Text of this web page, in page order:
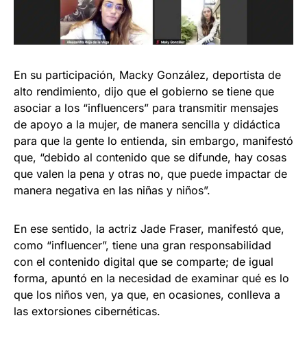
En su participación, Macky González, deportista de
alto rendimiento, dijo que el gobierno se tiene que
asociar a los “influencers” para transmitir mensajes
de apoyo a la mujer, de manera sencilla y didáctica
para que la gente lo entienda, sin embargo, manifestó
que, “debido al contenido que se difunde, hay cosas
que valen la pena y otras no, que puede impactar de
manera negativa en las niñas y niños”.
En ese sentido, la actriz Jade Fraser, manifestó que,
como “influencer”, tiene una gran responsabilidad
con el contenido digital que se comparte; de igual
forma, apuntó en la necesidad de examinar qué es lo
que los niños ven, ya que, en ocasiones, conlleva a
las extorsiones cibernéticas.